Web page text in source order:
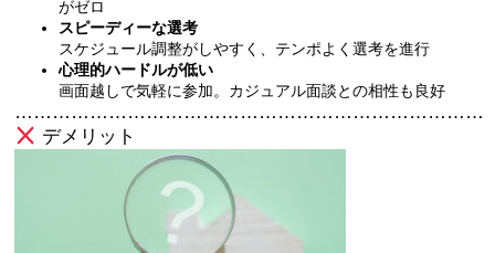
がゼロ
スピーディーな選考
スケジュール調整がしやすく、テンポよく選考を進行
心理的ハードルが低い
画面越しで気軽に参加。カジュアル面談との相性も良好
…………………………………………………………………
デメリット